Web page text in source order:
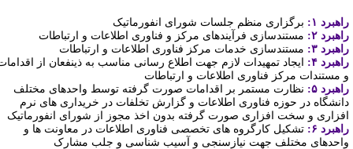
۱:
برگزاری منظم جلسات شورای انفورماتیک
۲:
مستندسازی فرآیندهای مرکز و فناوری اطلاعات و ارتباطات
۳:
مستندسازی خدمات مرکز فناوری اطلاعات و ارتباطات
۴:
ایجاد تمهیدات لازم جهت اطلاع رسانی مناسب به ذینفعان از اقدامات
مستندات مرکز فناوری اطلاعات و ارتباطات
۵:
نظارت مستمر بر اقدامات صورت گرفته توسط واحدهای مختلف
در حوزه فناوری اطلاعات و گزارش تخلفات در خریداری های نرم
و سختافزاری صورت گرفته بدون اخذ مجوز از شورای انفورماتیک
۶:
تشکیل کارگروه های تخصصی فناوری اطلاعات در معاونت ها و
مختلف جهت نیازسنجی و آسیب شناسی و جلب مشارک